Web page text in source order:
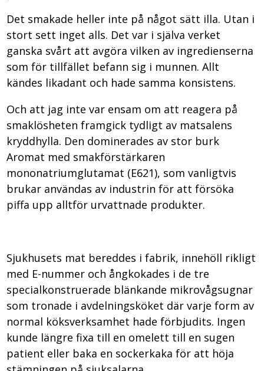
Det smakade heller inte på något sätt illa. Utan i
stort sett inget alls. Det var i själva verket
ganska svårt att avgöra vilken av ingredienserna
som för tillfället befann sig i munnen. Allt
kändes likadant och hade samma konsistens.
Och att jag inte var ensam om att reagera på
smaklösheten framgick tydligt av matsalens
kryddhylla. Den dominerades av stor burk
Aromat med smakförstärkaren
mononatriumglutamat (E621), som vanligtvis
brukar användas av industrin för att försöka
piffa upp alltför urvattnade produkter.
Sjukhusets mat bereddes i fabrik, innehöll rikligt
med E-nummer och ångkokades i de tre
specialkonstruerade blänkande mikrovågsugnar
som tronade i avdelningsköket där varje form av
normal köksverksamhet hade förbjudits. Ingen
kunde längre fixa till en omelett till en sugen
patient eller baka en sockerkaka för att höja